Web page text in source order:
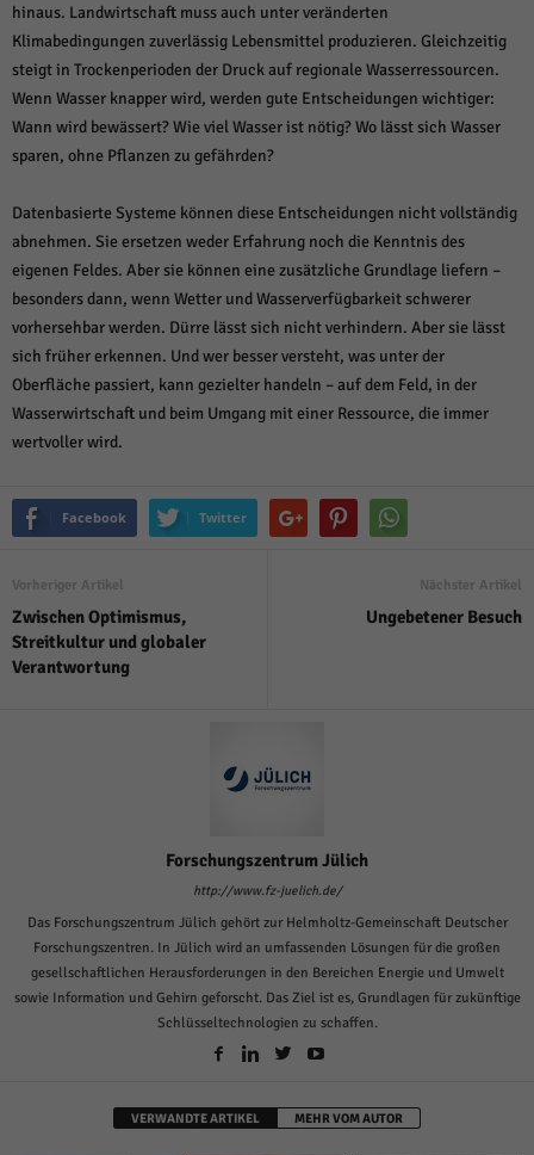
hinaus. Landwirtschaft muss auch unter veränderten
Klimabedingungen zuverlässig Lebensmittel produzieren. Gleichzeitig
steigt in Trockenperioden der Druck auf regionale Wasserressourcen.
Wenn Wasser knapper wird, werden gute Entscheidungen wichtiger:
Wann wird bewässert? Wie viel Wasser ist nötig? Wo lässt sich Wasser
sparen, ohne Pflanzen zu gefährden?
Datenbasierte Systeme können diese Entscheidungen nicht vollständig
abnehmen. Sie ersetzen weder Erfahrung noch die Kenntnis des
eigenen Feldes. Aber sie können eine zusätzliche Grundlage liefern –
besonders dann, wenn Wetter und Wasserverfügbarkeit schwerer
vorhersehbar werden. Dürre lässt sich nicht verhindern. Aber sie lässt
sich früher erkennen. Und wer besser versteht, was unter der
Oberfläche passiert, kann gezielter handeln – auf dem Feld, in der
Wasserwirtschaft und beim Umgang mit einer Ressource, die immer
wertvoller wird.
Facebook Twitter
Vorheriger Artikel
Zwischen Optimismus,
Streitkultur und globaler
Verantwortung
Nächster Artikel
Ungebetener Besuch
Forschungszentrum Jülich
http://www.fz-juelich.de/
Das Forschungszentrum Jülich gehört zur Helmholtz-Gemeinschaft Deutscher
Forschungszentren. In Jülich wird an umfassenden Lösungen für die großen
gesellschaftlichen Herausforderungen in den Bereichen Energie und Umwelt
sowie Information und Gehirn geforscht. Das Ziel ist es, Grundlagen für zukünftige
Schlüsseltechnologien zu schaffen.
VERWANDTE ARTIKEL MEHR VOM AUTOR